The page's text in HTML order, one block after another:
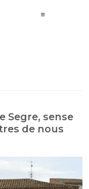
Segre, sense
de nous